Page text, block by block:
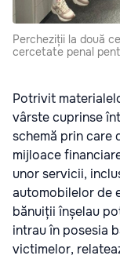
Percheziții la două
cercetate penal
Potrivit
vârste cuprinse
schemă prin care
mijloace
unor servicii,
automobilelor de
bănuiții înșelau
intrau în posesia
victimelor,